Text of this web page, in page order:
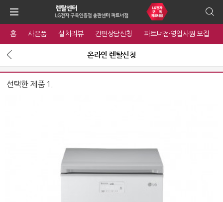
홈 사은품 설치리뷰 간편상담신청 파트너점·영업사원 모집
온라인 렌탈신청
선택한 제품 1.